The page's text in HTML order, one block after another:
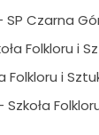
Czarna
Folkloru i
Folkloru i